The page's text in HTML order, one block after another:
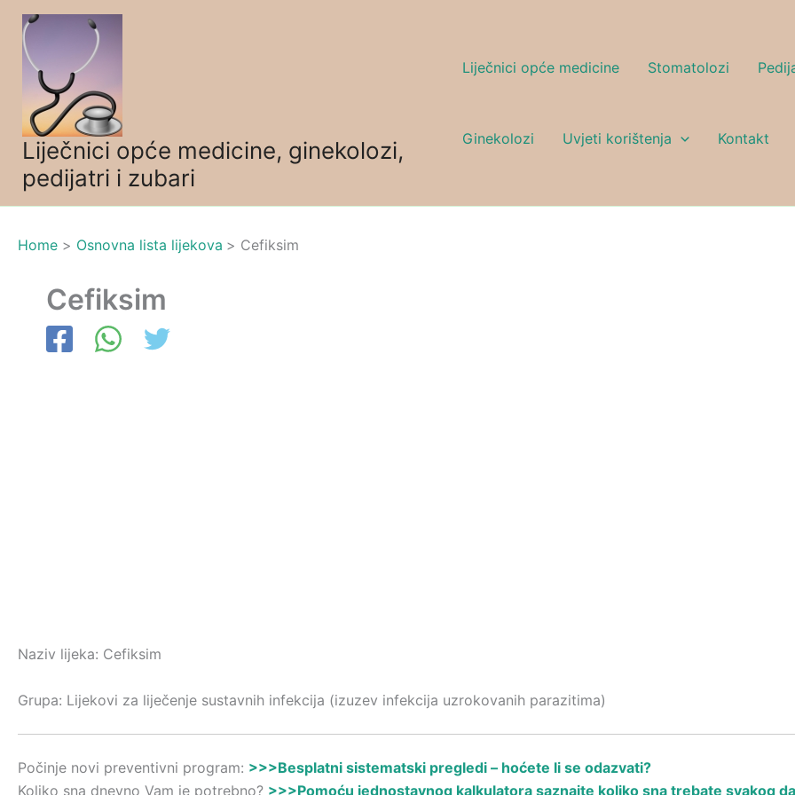
Skip
content
Liječnici opće medicine, ginekolozi,
pedijatri i zubari
Liječnici opće medicine Stomatolozi
Ginekolozi Uvjeti korištenja Kontakt
Home Osnovna lista lijekova Cefiksim
Cefiksim
Naziv lijeka: Cefiksim
Grupa: Lijekovi za liječenje sustavnih infekcija (izuzev infekcija uzrokovanih parazitima)
Počinje novi preventivni program: >>>Besplatni sistematski pregledi – hoćete li se odazvati?
Koliko sna dnevno Vam je potrebno? >>>Pomoću jednostavnog kalkulatora saznajte koliko sna trebate svakog